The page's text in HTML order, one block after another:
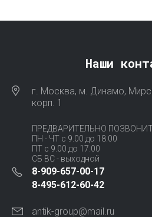
Наши
г. Москва, м. Динамо,
корп. 1
ПРЕДВАРИТЕЛЬНО
ПН - ЧТ с 9.00 до 18.00
ПТ с 9.00 до 17.00
СБ ВС - выходной
8-909-657-00-17
8-495-612-60-42
antik-group@mail.ru